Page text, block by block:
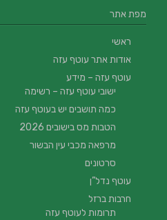
מפת אתר
ראשי
אודות אתר עוטף עזה
עוטף עזה – מידע
ישובי עוטף עזה – רשימה
כמה תושבים יש בעוטף עזה
הטבות מס בישובים 2026
מרפאה מכבי עין הבשור
סרטונים
עוטף נדל”ן
חרבות ברזל
תרומות לעוטף עזה